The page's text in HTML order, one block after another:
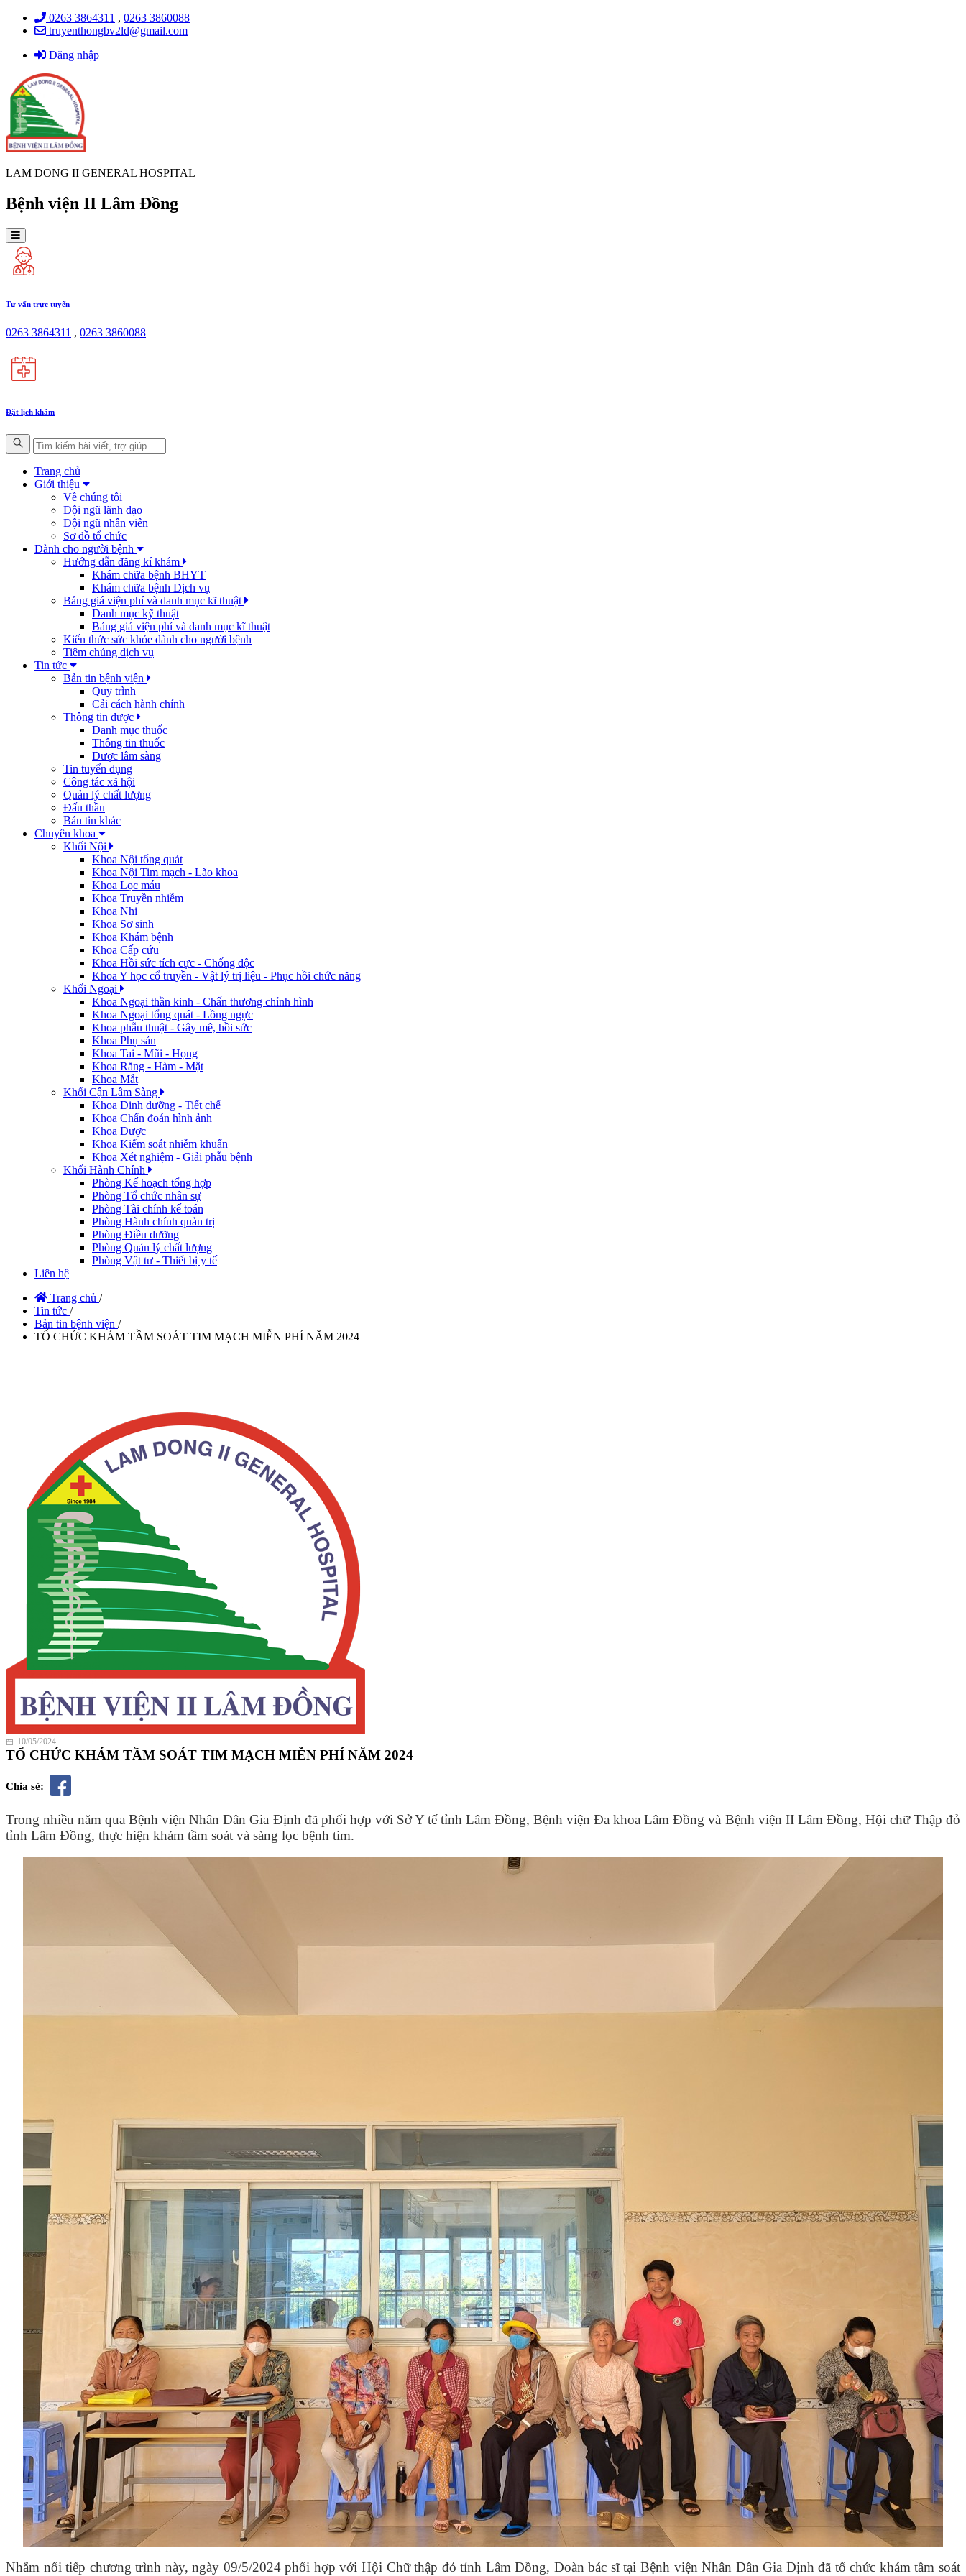
0263 3864311 , 0263 3860088
truyenthongbv2ld@gmail.com
Đăng nhập
LAM DONG II GENERAL HOSPITAL
Bệnh viện II Lâm Đồng
Tư vấn trực tuyến
0263 3864311 , 0263 3860088
Đặt lịch khám
Trang chủ
Giới thiệu
Về chúng tôi
Đội ngũ lãnh đạo
Đội ngũ nhân viên
Sơ đồ tổ chức
Dành cho người bệnh
Hướng dẫn đăng kí khám
Khám chữa bệnh BHYT
Khám chữa bệnh Dịch vụ
Bảng giá viện phí và danh mục kĩ thuật
Danh mục kỹ thuật
Bảng giá viện phí và danh mục kĩ thuật
Kiến thức sức khỏe dành cho người bệnh
Tiêm chủng dịch vụ
Tin tức
Bản tin bệnh viện
Quy trình
Cải cách hành chính
Thông tin dược
Danh mục thuốc
Thông tin thuốc
Dược lâm sàng
Tin tuyển dụng
Công tác xã hội
Quản lý chất lượng
Đấu thầu
Bản tin khác
Chuyên khoa
Khối Nội
Khoa Nội tổng quát
Khoa Nội Tim mạch - Lão khoa
Khoa Lọc máu
Khoa Truyền nhiễm
Khoa Nhi
Khoa Sơ sinh
Khoa Khám bệnh
Khoa Cấp cứu
Khoa Hồi sức tích cực - Chống độc
Khoa Y học cổ truyền - Vật lý trị liệu - Phục hồi chức năng
Khối Ngoại
Khoa Ngoại thần kinh - Chấn thương chỉnh hình
Khoa Ngoại tổng quát - Lồng ngực
Khoa phẫu thuật - Gây mê, hồi sức
Khoa Phụ sản
Khoa Tai - Mũi - Họng
Khoa Răng - Hàm - Mặt
Khoa Mắt
Khối Cận Lâm Sàng
Khoa Dinh dưỡng - Tiết chế
Khoa Chẩn đoán hình ảnh
Khoa Dược
Khoa Kiểm soát nhiễm khuẩn
Khoa Xét nghiệm - Giải phẫu bệnh
Khối Hành Chính
Phòng Kế hoạch tổng hợp
Phòng Tổ chức nhân sự
Phòng Tài chính kế toán
Phòng Hành chính quản trị
Phòng Điều dưỡng
Phòng Quản lý chất lượng
Phòng Vật tư - Thiết bị y tế
Liên hệ
Trang chủ /
Tin tức /
Bản tin bệnh viện /
TỔ CHỨC KHÁM TẦM SOÁT TIM MẠCH MIỄN PHÍ NĂM 2024
10/05/2024
TỔ CHỨC KHÁM TẦM SOÁT TIM MẠCH MIỄN PHÍ NĂM 2024
Chia sẻ:
Trong nhiều năm qua Bệnh viện Nhân Dân Gia Định đã phối hợp với Sở Y tế tỉnh Lâm Đồng, Bệnh viện Đa khoa Lâm Đồng và Bệnh viện II Lâm Đồng, Hội chữ Thập đỏ
tỉnh Lâm Đồng, thực hiện khám tầm soát và sàng lọc bệnh tim.
Nhằm nối tiếp chương trình này, ngày 09/5/2024 phối hợp với Hội Chữ thập đỏ tỉnh Lâm Đồng, Đoàn bác sĩ tại Bệnh viện Nhân Dân Gia Định đã tổ chức khám tầm soát